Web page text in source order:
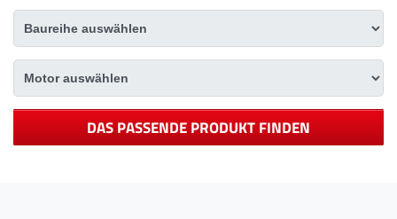
DAS PASSENDE PRODUKT FINDEN